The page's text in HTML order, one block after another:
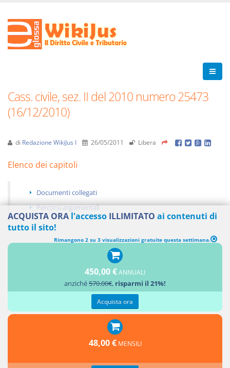
Cass. civile, sez. II del 2010 numero 25473
(16/12/2010)
di Redazione WikiJus I 26/05/2011 Libera
Elenco dei capitoli
Documenti collegati
Percorsi argomentali
ACQUISTA ORA l'accesso ILLIMITATO ai contenuti di
tutto il sito!
Rimangono 2 su 3 visualizzazioni gratuite questa settimana.
450,00 €ANNUALI
anziché570.00€, risparmi il 21%!
Acquista ora
48,00 € MENSILI